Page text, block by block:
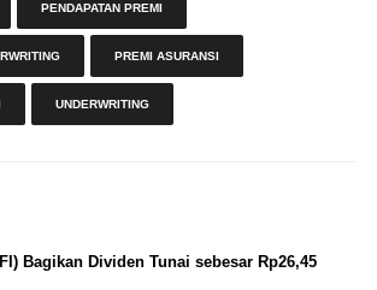
PENDAPATAN PREMI
PREMI ASURANSI
UNDERWRITING
Bagikan Dividen Tunai sebesar Rp26,45